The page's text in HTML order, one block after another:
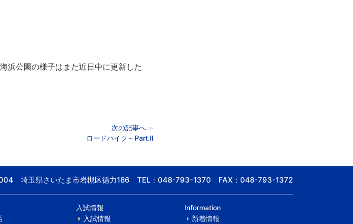
浜公園の様子はまた近日中に更新した
次の記事へ≫
ロードハイク～Part.Ⅱ
埼玉県さいたま市岩槻区徳力186 TEL：048-793-1370 FAX：048-793-1372
入試情報
入試情報
Information
新着情報